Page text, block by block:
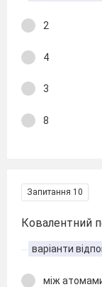
2
4
3
8
Запитання 10
Ковалентний
варіанти
між